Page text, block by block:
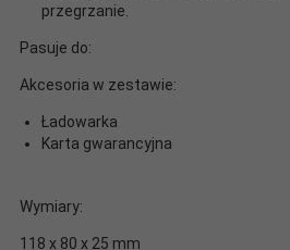
przegrzanie.
Pasuje do:
Akcesoria w zestawie:
Ładowarka
Karta gwarancyjna
Wymiary:
118 x 80 x 25 mm